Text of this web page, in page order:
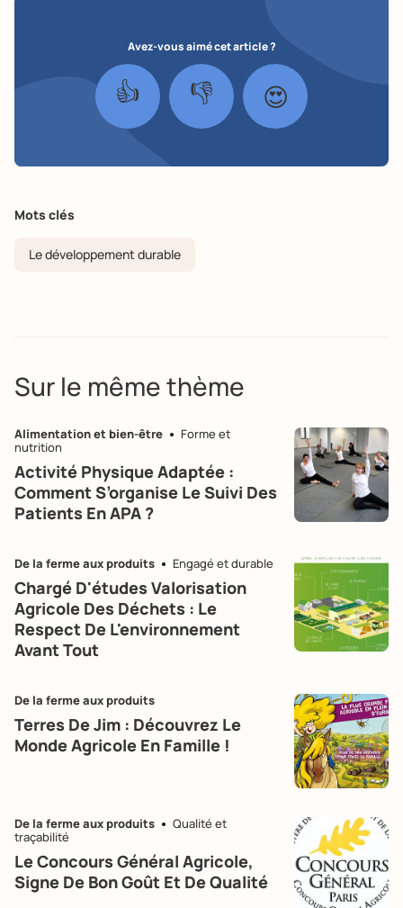
Avez-vous aimé cet article ?
👍 👎 😍
Mots clés
Le développement durable
Sur le même thème
Alimentation et bien-être
Forme et
nutrition
Activité Physique Adaptée :
Comment S’organise Le Suivi Des
Patients En APA ?
De la ferme aux produits Engagé et durable
Chargé D'études Valorisation
Agricole Des Déchets : Le
Respect De L'environnement
Avant Tout
De la ferme aux produits
Terres De Jim : Découvrez Le
Monde Agricole En Famille !
De la ferme aux produits
Qualité et
traçabilité
Le Concours Général Agricole,
Signe De Bon Goût Et De Qualité